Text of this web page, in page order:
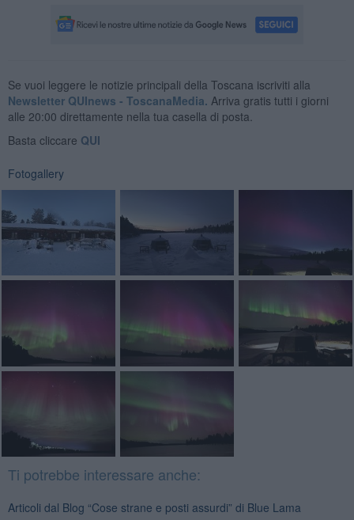
Se vuoi leggere le notizie principali della Toscana iscriviti alla
Newsletter QUInews - ToscanaMedia. Arriva gratis tutti i giorni
alle 20:00 direttamente nella tua casella di posta.
Basta cliccare QUI
Fotogallery
Ti potrebbe interessare anche:
Articoli dal Blog “Cose strane e posti assurdi” di Blue Lama